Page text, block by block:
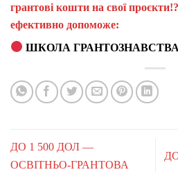
грантові кошти на свої
ефективно допоможе:
ШКОЛА
ДО 1 500 ДОЛ —
ОСВІТНЬО-ГРАНТОВА